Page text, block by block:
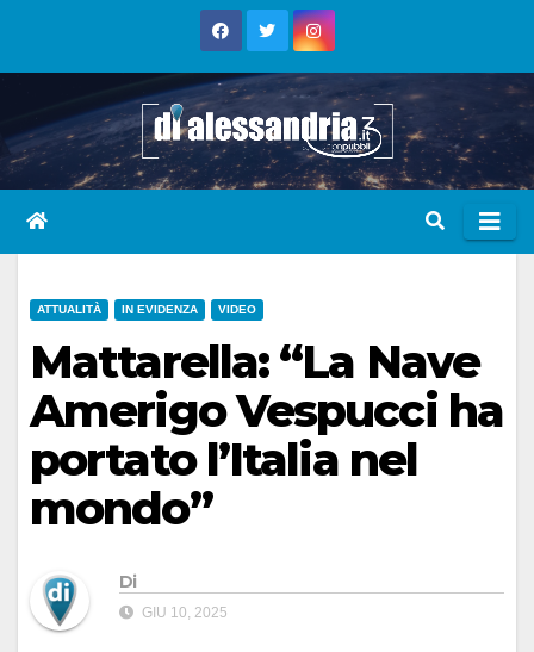
ATTUALITÀ IN EVIDENZA VIDEO
Mattarella: “La Nave
Amerigo Vespucci ha
portato l’Italia nel
mondo”
Di
GIU 10, 2025